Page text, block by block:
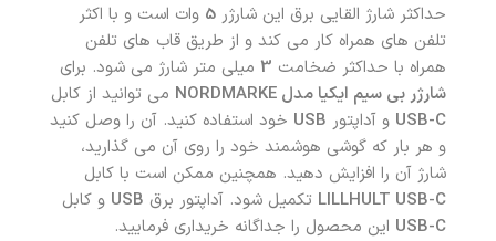
حداکثر شارژ القایی برق این شارژر 5 وات است و با اکثر
تلفن های همراه کار می کند و از طریق قاب های تلفن
همراه با حداکثر ضخامت 3 میلی متر شارژ می شود. برای
شارژر بی سیم ایکیا مدل NORDMARKE
می توانید از کابل
USB-C و آداپتور USB خود استفاده کنید. آن را وصل کنید
و هر بار که گوشی هوشمند خود را روی آن می گذارید،
شارژ آن را افزایش دهید. همچنین ممکن است با کابل
LILLHULT USB-C تکمیل شود. آداپتور برق USB و کابل
USB-C این محصول را جداگانه خریداری فرمایید.